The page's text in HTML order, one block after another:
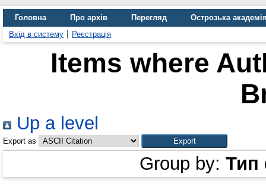
Головна Про архів Перегляд
Острозька
Вхід в систему
Реєстрація
Items where
Up a level
Export as
Group by: Тип